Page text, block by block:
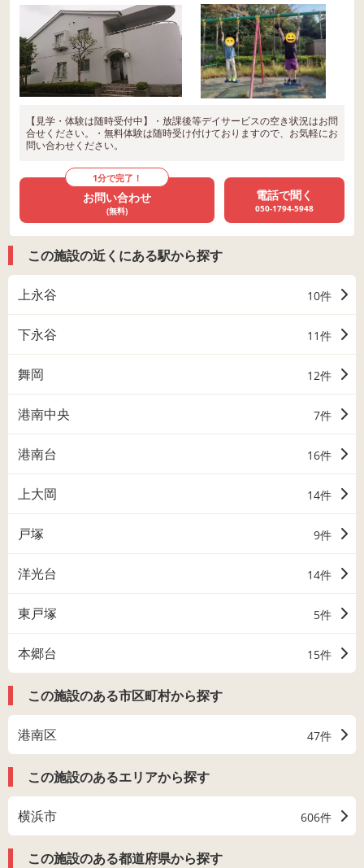
【見学・体験は随時受付中】・放課後等デイサービスの空き状況はお問
合せください。・無料体験は随時受け付けておりますので、お気軽にお
問い合わせください。
1分で完了！
お問い合わせ
(無料)
電話で聞く
050-1794-5948
この施設の近くにある駅から探す
上永谷 10件
下永谷 11件
舞岡 12件
港南中央 7件
港南台 16件
上大岡 14件
戸塚 9件
洋光台 14件
東戸塚 5件
本郷台 15件
この施設のある市区町村から探す
港南区 47件
この施設のあるエリアから探す
横浜市 606件
この施設のある都道府県から探す